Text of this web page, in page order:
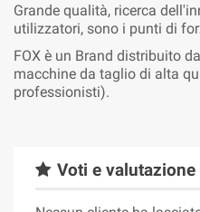
Grande qualità, ricerca
utilizzatori, sono i punti di
FOX è un Brand distribuito
macchine da taglio di alta
professionisti).
Voti e